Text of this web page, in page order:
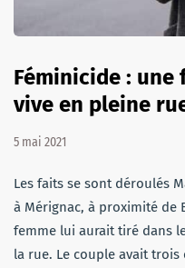
Féminicide :
vive en pleine
5 mai 2021
Les faits se sont déroulés
à Mérignac, à proximité de
femme lui aurait tiré dans
la rue. Le couple avait trois